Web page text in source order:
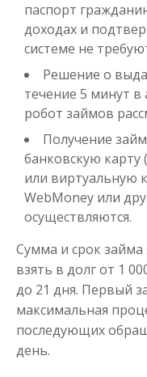
паспорт
доходах и
системе не
Решение о
течение 5 минут
робот займов
Получение
банковскую карту
или виртуальную
WebMoney или
осуществляются.
Сумма и срок
взять в долг от 1
до 21 дня. Первый
максимальная
последующих
день.